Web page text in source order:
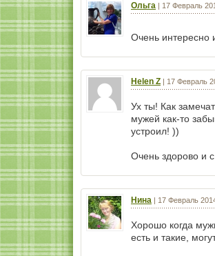
Ольга | 17 Февраль
Очень интересно
Helen Z | 17 Февраль
Ух ты! Как
мужей как-то
устроил! ))
Очень здорово и
Нина | 17 Февраль
Хорошо когда
есть и такие,